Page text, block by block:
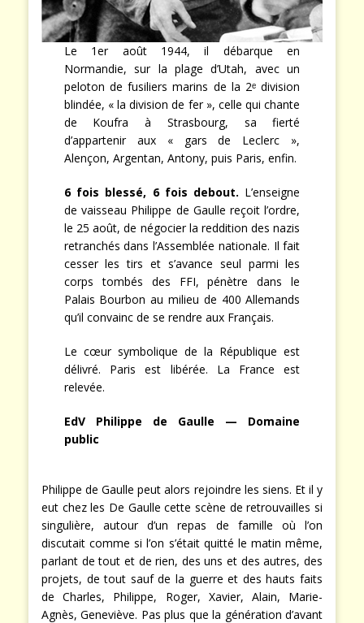
Le 1er août 1944, il débarque en
Normandie, sur la plage d’Utah, avec un
peloton de fusiliers marins de la 2ᵉ division
blindée, « la division de fer », celle qui chante
de Koufra à Strasbourg, sa fierté
d’appartenir aux « gars de Leclerc »,
Alençon, Argentan, Antony, puis Paris, enfin.
6 fois blessé, 6 fois debout. L’enseigne
de vaisseau Philippe de Gaulle reçoit l’ordre,
le 25 août, de négocier la reddition des nazis
retranchés dans l’Assemblée nationale. Il fait
cesser les tirs et s’avance seul parmi les
corps tombés des FFI, pénètre dans le
Palais Bourbon au milieu de 400 Allemands
qu’il convainc de se rendre aux Français.
Le cœur symbolique de la République est
délivré. Paris est libérée. La France est
relevée.
EdV Philippe de Gaulle — Domaine
public
Philippe de Gaulle peut alors rejoindre les siens. Et il y
eut chez les De Gaulle cette scène de retrouvailles si
singulière, autour d’un repas de famille où l’on
discutait comme si l’on s’était quitté le matin même,
parlant de tout et de rien, des uns et des autres, des
projets, de tout sauf de la guerre et des hauts faits
de Charles, Philippe, Roger, Xavier, Alain, Marie-
Agnès, Geneviève. Pas plus que la génération d’avant